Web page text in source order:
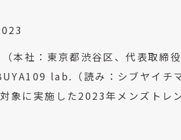
本社：東京都渋谷区、代表取締
lab.（読み：シブヤイチ
に実施した2023年メンズトレ